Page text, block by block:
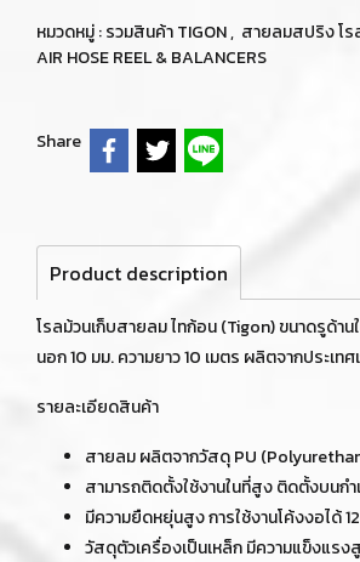
หมวดหมู่ :รวมสินค้า TIGON, สายลมสปริง โร
AIR HOSE REEL & BALANCERS
Share
Product description
โรลม้วนเก็บสายลม ไทก้อน (Tigon) ขนาดรูด้าน
นอก 10 มม. ความยาว 10 เมตร ผลิตจากประเทศ
รายละเอียดสินค้า
สายลม ผลิตจากวัสดุ PU
สามารถติดตั้งใช้งานในที่สูง ติดตั้งบนก
มีความยืดหยุ่นสูง การใช้งานโค้งงอได้
วัสดุตัวเครื่องเป็นเหล็ก มีความแข็งแร